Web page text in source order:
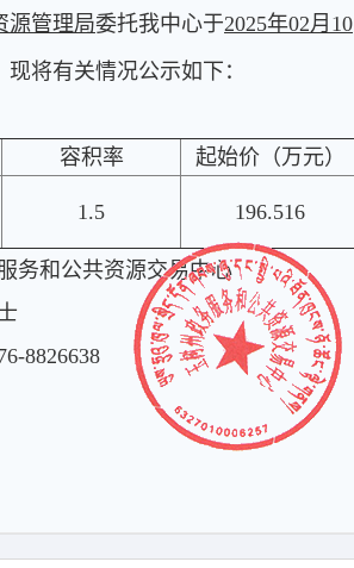
源管理局委托我中心于2025年02月10
将有关情况公示如下：
容积率
起始价（万元）
1.5 196.516
务和公共资源交易中心
8826638